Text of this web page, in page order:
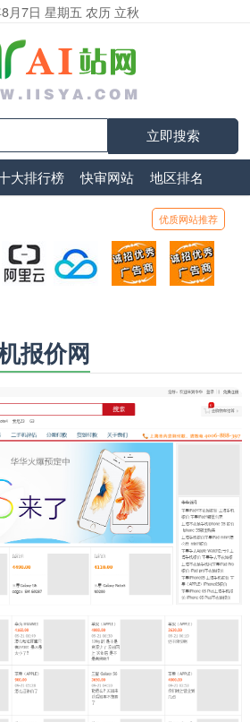
月7日 星期五 农历 立秋
立即搜索
大排行榜 快审网站 地区排名
优质网站推荐
广告位待售
顶部广告位2
广告位招商_广告位待售
阿里云
打折活动、99元/年
腾讯云
优惠打折，99元/年
顶部广告位5
广告位招商_
报价网